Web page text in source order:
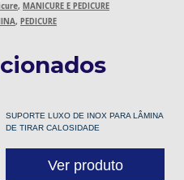
, MANICURE E PEDICURE
, PEDICURE
SUPORTE LUXO DE INOX PARA LÂMINA
DE TIRAR CALOSIDADE
Ver produto